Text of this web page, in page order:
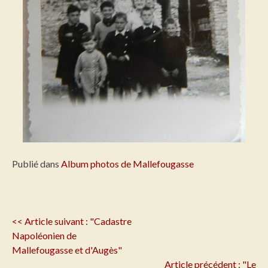
Publié dans Album photos de Mallefougasse
Navigation
de
l'article
<< Article suivant : "Cadastre
Napoléonien de
Mallefougasse et d'Augès"
Article précédent : "Le